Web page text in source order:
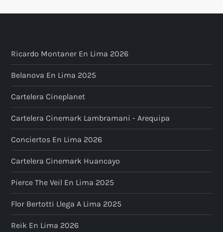
Ricardo Montaner En Lima 2026
Belanova En Lima 2025
Cartelera Cineplanet
Cartelera Cinemark Lambramani - Arequipa
Conciertos En Lima 2026
Cartelera Cinemark Huancayo
Pierce The Veil En Lima 2025
Flor Bertotti Llega A Lima 2025
Reik En Lima 2026